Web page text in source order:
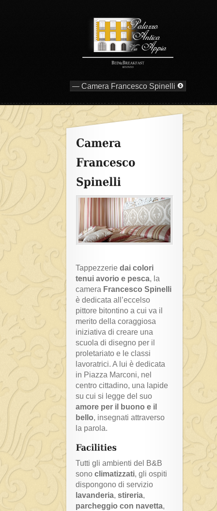
Tappezzeriedai colori
tenui avorio e pesca, la
camera Francesco Spinelli
è dedicata all’eccelso
pittore bitontino a cui va il
merito della coraggiosa
iniziativa di creare una
scuola di disegno per il
proletariato e le classi
lavoratrici. A lui è dedicata
in Piazza Marconi, nel
centro cittadino, una lapide
su cui si legge del suo
amore per il buono e il
bello, insegnati attraverso
la parola.
Tutti gli ambienti del B&B
sonoclimatizzati, gli ospiti
dispongono di servizio
lavanderia,stireria,
parcheggio con navetta,